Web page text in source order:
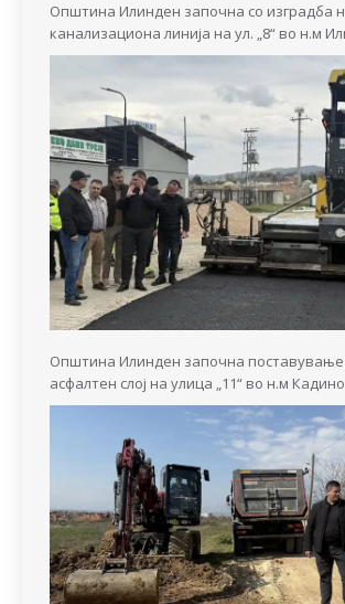
Општина Илинден започна со изградба
канализациона линија на ул. „8“ во н.м
Општина Илинден започна
асфалтен слој на улица „11“ во н.м Кадино